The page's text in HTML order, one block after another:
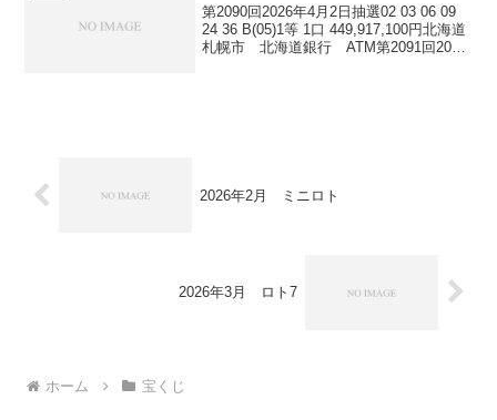
第2090回2026年4月2日抽選02 03 06 09
24 36 B(05)1等 1口 449,917,100円北海道
札幌市 北海道銀行 ATM第2091回2026
2026年2月 ミニロト
2026年3月 ロト7
ホーム 宝くじ